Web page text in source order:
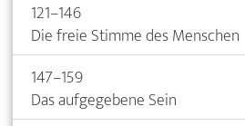
121–146
Die freie Stimme des Menschen
147–159
Das aufgegebene Sein